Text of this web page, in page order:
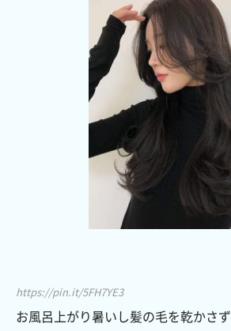
https://pin.it/5FH7YE3
お風呂上がり暑いし髪の毛を乾かさず